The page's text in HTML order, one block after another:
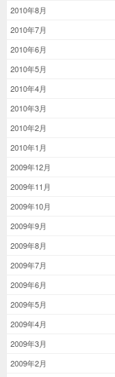
2010年8月
2010年7月
2010年6月
2010年5月
2010年4月
2010年3月
2010年2月
2010年1月
2009年12月
2009年11月
2009年10月
2009年9月
2009年8月
2009年7月
2009年6月
2009年5月
2009年4月
2009年3月
2009年2月